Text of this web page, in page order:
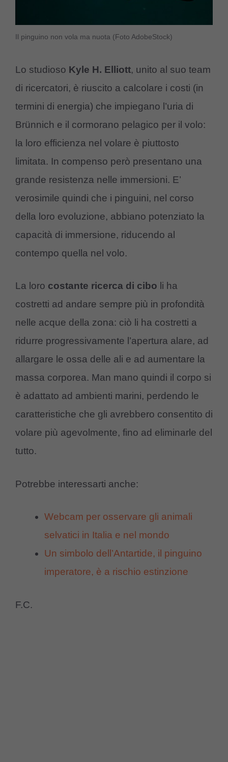
Il pinguino non vola ma nuota (Foto AdobeStock)
Lo studioso Kyle H. Elliott, unito al suo team
di ricercatori, è riuscito a calcolare i costi (in
termini di energia) che impiegano l’uria di
Brünnich e il cormorano pelagico per il volo:
la loro efficienza nel volare è piuttosto
limitata. In compenso però presentano una
grande resistenza nelle immersioni. E’
verosimile quindi che i pinguini, nel corso
della loro evoluzione, abbiano potenziato la
capacità di immersione, riducendo al
contempo quella nel volo.
La loro costante ricerca di cibo li ha
costretti ad andare sempre più in profondità
nelle acque della zona: ciò li ha costretti a
ridurre progressivamente l’apertura alare, ad
allargare le ossa delle ali e ad aumentare la
massa corporea. Man mano quindi il corpo si
è adattato ad ambienti marini, perdendo le
caratteristiche che gli avrebbero consentito di
volare più agevolmente, fino ad eliminarle del
tutto.
Potrebbe interessarti anche:
Webcam per osservare gli animali
selvatici in Italia e nel mondo
Un simbolo dell’Antartide, il pinguino
imperatore, è a rischio estinzione
F.C.